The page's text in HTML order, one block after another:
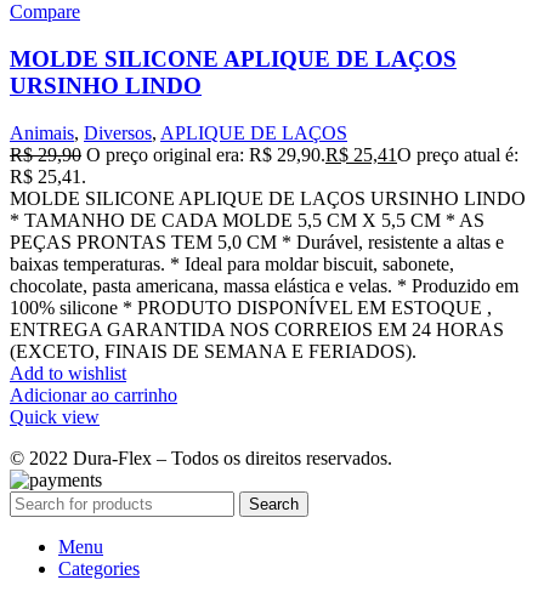
Compare
MOLDE SILICONE APLIQUE DE LAÇOS
URSINHO LINDO
Animais, Diversos, APLIQUE DE LAÇOS
R$29,90 O preço original era: R$ 29,90.R$ 25,41O preço atual é:
R$ 25,41.
MOLDE SILICONE APLIQUE DE LAÇOS URSINHO LINDO
* TAMANHO DE CADA MOLDE 5,5 CM X 5,5 CM * AS
PEÇAS PRONTAS TEM 5,0 CM * Durável, resistente a altas e
baixas temperaturas. * Ideal para moldar biscuit, sabonete,
chocolate, pasta americana, massa elástica e velas. * Produzido em
100% silicone * PRODUTO DISPONÍVEL EM ESTOQUE ,
ENTREGA GARANTIDA NOS CORREIOS EM 24 HORAS
(EXCETO, FINAIS DE SEMANA E FERIADOS).
Add to wishlist
Adicionar ao carrinho
Quick view
© 2022 Dura-Flex – Todos os direitos reservados.
Search
Menu
Categories